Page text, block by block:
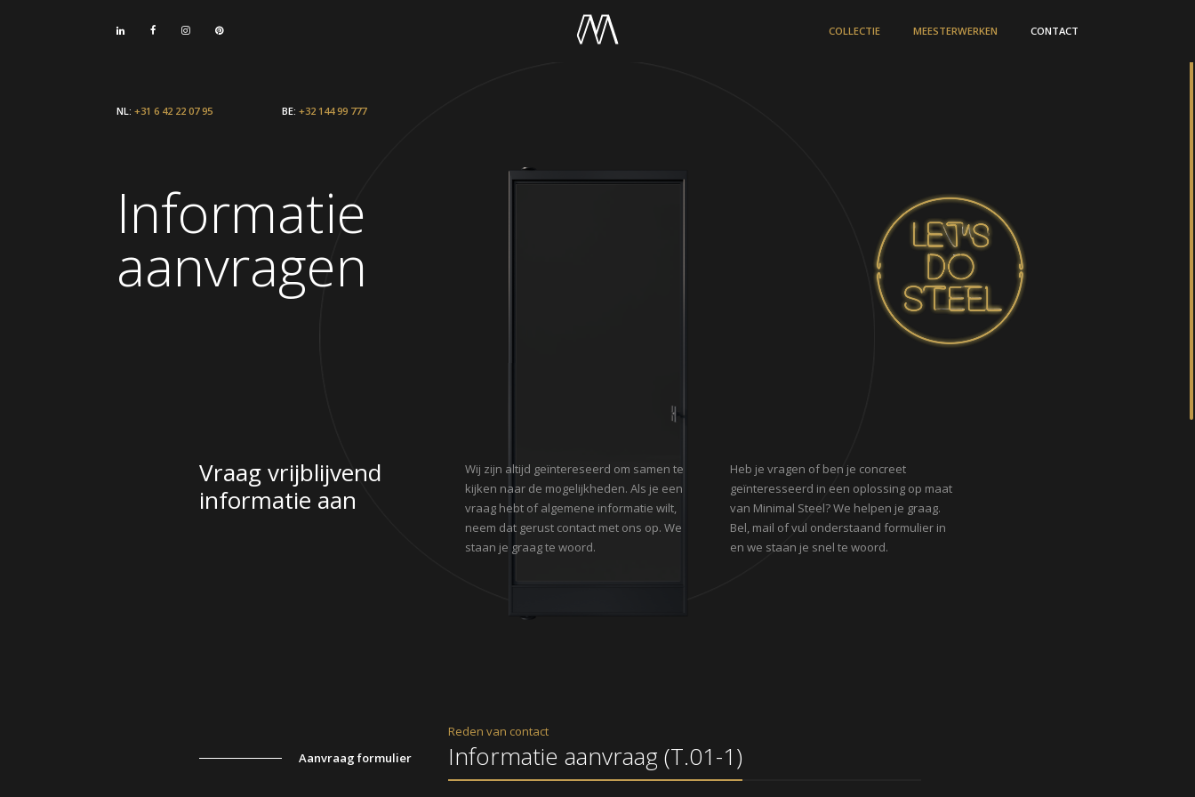
COLLECTIE MEESTERWERKEN CONTACT
NL: +31 6 42 22 07 95 BE:+32 144 99 777
Informatie
aanvragen
Vraag vrijblijvend
informatie aan
Wij zijn altijd geïntereseerd om samen te
kijken naar de mogelijkheden. Als je een
vraag hebt of algemene informatie wilt,
neem dat gerust contact met ons op. We
staan je graag te woord.
Heb je vragen of ben je concreet
geïnteresseerd in een oplossing op maat
van Minimal Steel? We helpen je graag.
Bel, mail of vul onderstaand formulier in
en we staan je snel te woord.
Aanvraag formulier
Reden van contact